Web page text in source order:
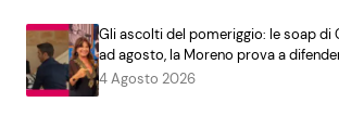
Gli ascolti del pomeriggio: le soap di
ad agosto, la Moreno prova a
4 Agosto 2026